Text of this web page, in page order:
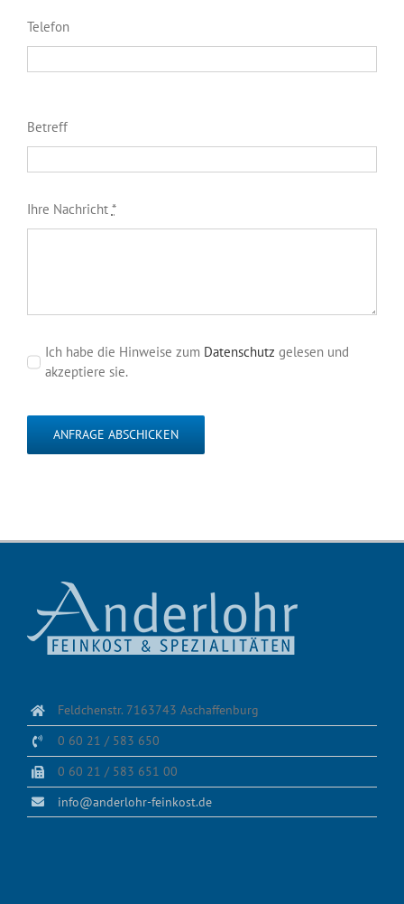
Telefon
Betreff
Ihre Nachricht *
Ich habe die Hinweise zum Datenschutz gelesen und
akzeptiere sie.
ANFRAGE ABSCHICKEN
Feldchenstr. 7163743 Aschaffenburg
0 60 21 / 583 650
0 60 21 / 583 651 00
info@anderlohr-feinkost.de